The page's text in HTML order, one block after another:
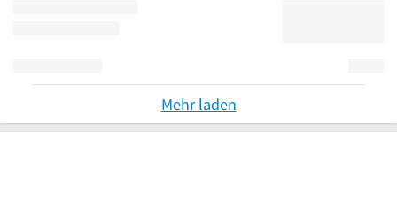
Mehr laden